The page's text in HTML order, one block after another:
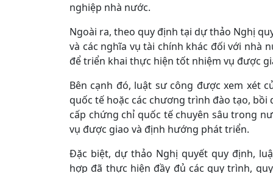
nghiệp nhà nước.
Ngoài ra, theo quy định tại dự thảo Nghị
và các nghĩa vụ tài chính khác đối với nhà
để triển khai thực hiện tốt nhiệm vụ được
Bên cạnh đó, luật sư công được xem xét
quốc tế hoặc các chương trình đào tạo,
cấp chứng chỉ quốc tế chuyên sâu trong
vụ được giao và định hướng phát triển.
Đặc biệt, dự thảo Nghị quyết quy định,
hợp đã thực hiện đầy đủ các quy trình,